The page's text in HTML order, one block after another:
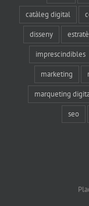
catàleg digital
disseny
imprescindibles
marketing
marqueting
seo